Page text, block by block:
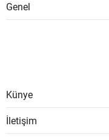
Genel
Künye
İletişim